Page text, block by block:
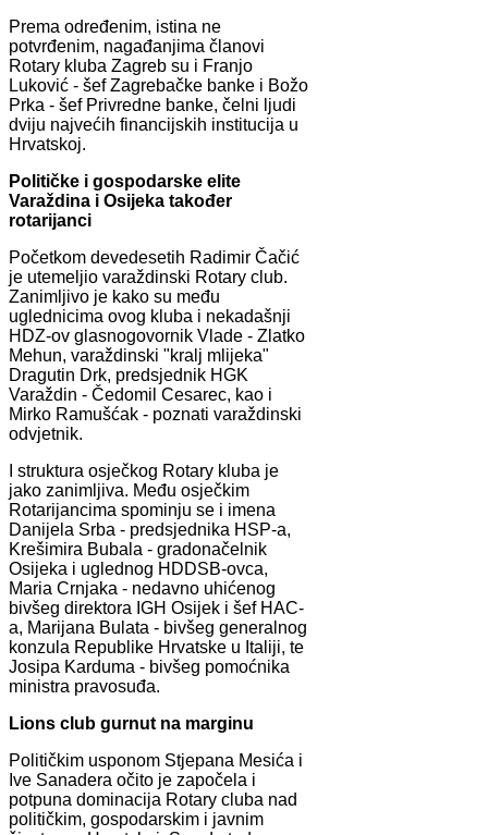
Prema određenim, istina ne
potvrđenim, nagađanjima članovi
Rotary kluba Zagreb su i Franjo
Luković - šef Zagrebačke banke i Božo
Prka - šef Privredne banke, čelni ljudi
dviju najvećih financijskih institucija u
Hrvatskoj.
Političke i gospodarske elite
Varaždina i Osijeka također
rotarijanci
Početkom devedesetih Radimir Čačić
je utemeljio varaždinski Rotary club.
Zanimljivo je kako su među
uglednicima ovog kluba i nekadašnji
HDZ-ov glasnogovornik Vlade - Zlatko
Mehun, varaždinski "kralj mlijeka"
Dragutin Drk, predsjednik HGK
Varaždin - Čedomil Cesarec, kao i
Mirko Ramušćak - poznati varaždinski
odvjetnik.
I struktura osječkog Rotary kluba je
jako zanimljiva. Među osječkim
Rotarijancima spominju se i imena
Danijela Srba - predsjednika HSP-a,
Krešimira Bubala - gradonačelnik
Osijeka i uglednog HDDSB-ovca,
Maria Crnjaka - nedavno uhićenog
bivšeg direktora IGH Osijek i šef HAC-
a, Marijana Bulata - bivšeg generalnog
konzula Republike Hrvatske u Italiji, te
Josipa Karduma - bivšeg pomoćnika
ministra pravosuđa.
Lions club gurnut na marginu
Političkim usponom Stjepana Mesića i
Ive Sanadera očito je započela i
potpuna dominacija Rotary cluba nad
političkim, gospodarskim i javnim